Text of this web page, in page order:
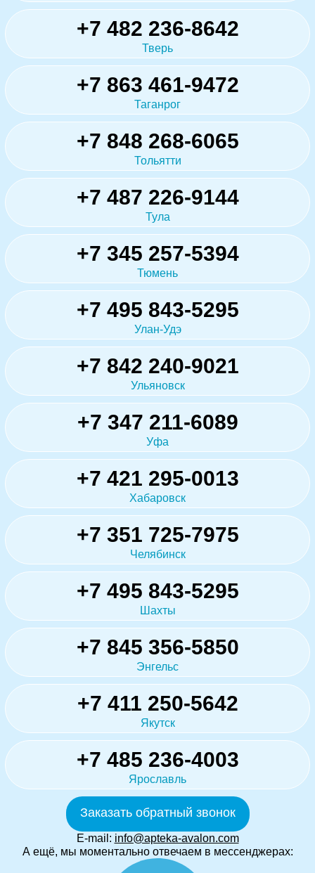
+7 482 236-8642
Тверь
+7 863 461-9472
Таганрог
+7 848 268-6065
Тольятти
+7 487 226-9144
Тула
+7 345 257-5394
Тюмень
+7 495 843-5295
Улан-Удэ
+7 842 240-9021
Ульяновск
+7 347 211-6089
Уфа
+7 421 295-0013
Хабаровск
+7 351 725-7975
Челябинск
+7 495 843-5295
Шахты
+7 845 356-5850
Энгельс
+7 411 250-5642
Якутск
+7 485 236-4003
Ярославль
Заказать обратный звонок
E-mail: info@apteka-avalon.com
А ещё, мы моментально отвечаем в мессенджерах: